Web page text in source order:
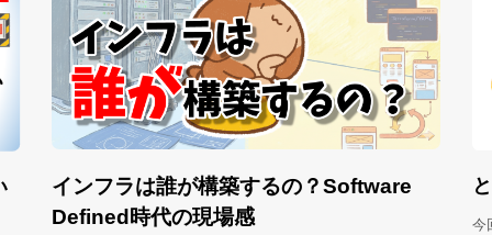
インフラは誰が構築するの？Software
Defined時代の現場感
今